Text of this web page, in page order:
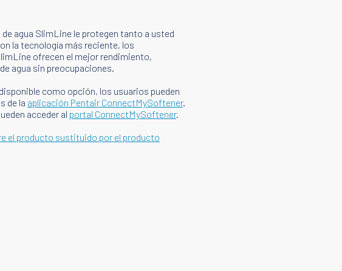
agua SlimLine le protegen tanto a usted
la tecnología más reciente, los
ofrecen el mejor rendimiento,
agua sin preocupaciones.
como opción, los usuarios pueden
de la aplicación Pentair ConnectMySoftener.
acceder al portal ConnectMySoftener.
el producto sustituido por el producto